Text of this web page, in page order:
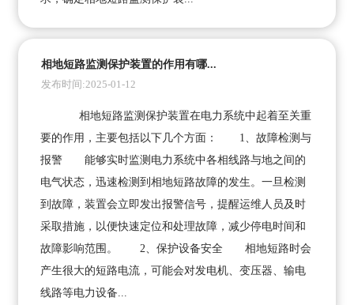
相地短路监测保护装置的作用有哪...
发布时间:2025-01-12
相地短路监测保护装置在电力系统中起着至关重
要的作用，主要包括以下几个方面： 1、故障检测与
报警 能够实时监测电力系统中各相线路与地之间的
电气状态，迅速检测到相地短路故障的发生。一旦检测
到故障，装置会立即发出报警信号，提醒运维人员及时
采取措施，以便快速定位和处理故障，减少停电时间和
故障影响范围。 2、保护设备安全 相地短路时会
产生很大的短路电流，可能会对发电机、变压器、输电
线路等电力设备...